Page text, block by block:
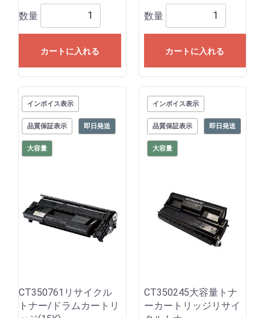
数量
カートに入れる
数量
カートに入れる
インボイス表示
品質保証表示 即日発送
大容量
CT350761リサイクル
トナー/ドラムカートリ
インボイス表示
品質保証表示 即日発送
大容量
CT350245大容量トナ
ーカートリッジリサイ